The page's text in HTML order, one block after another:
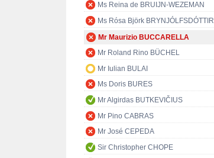
Ms Reina de BRUIJN-WEZEMAN
Ms Rósa Björk BRYNJÓLFSDÓTTIR
Mr Maurizio BUCCARELLA
Mr Roland Rino BÜCHEL
Mr Iulian BULAI
Ms Doris BURES
Mr Algirdas BUTKEVIČIUS
Mr Pino CABRAS
Mr José CEPEDA
Sir Christopher CHOPE